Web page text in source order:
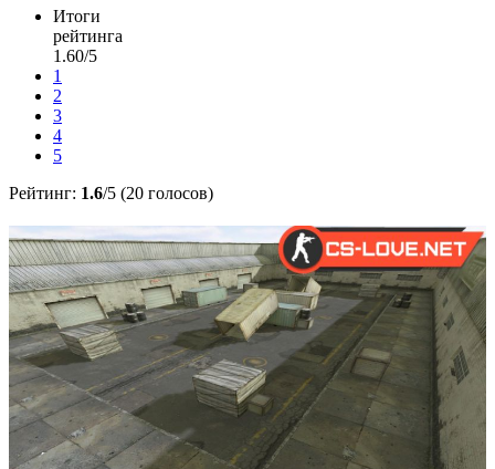
Итоги
рейтинга
1.60/5
1
2
3
4
5
Рейтинг: 1.6/5 (20 голосов)